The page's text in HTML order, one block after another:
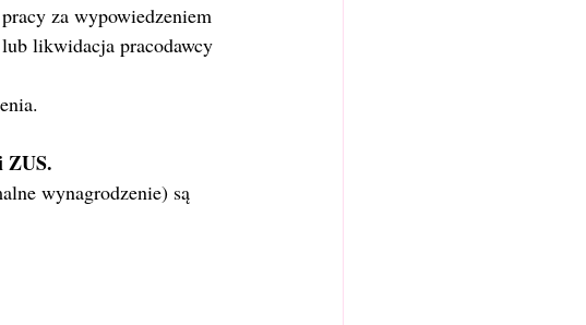
za wypowiedzeniem
lub likwidacja pracodawcy
ZUS.
wynagrodzenie) są